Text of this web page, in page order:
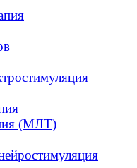
(МЛТ)